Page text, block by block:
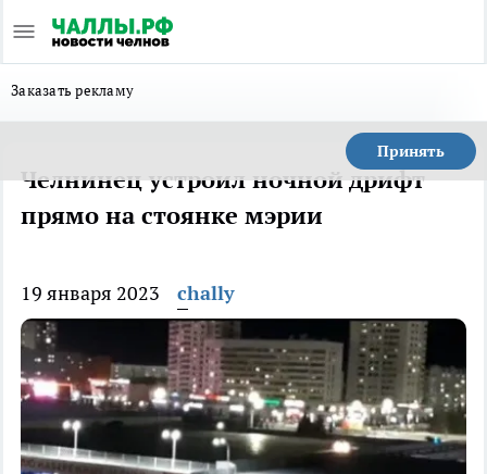
Заказать рекламу
Принять
Челнинец устроил ночной дрифт
прямо на стоянке мэрии
19 января 2023 chally